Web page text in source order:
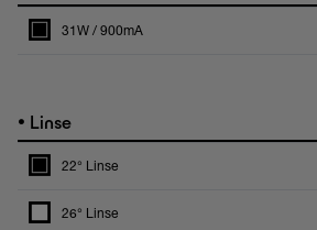
31W / 900mA
• Linse
22° Linse
26° Linse